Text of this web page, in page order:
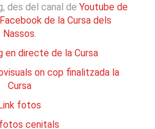
des del canal de Youtube de
Facebook de la Cursa dels
Nassos
en directe de la Cursa
on cop finalitzada la
Cursa
fotos
cenitals